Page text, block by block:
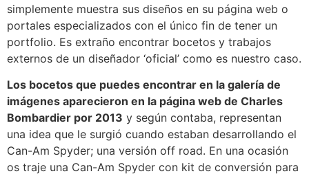
simplemente muestra sus diseños en su página web o
portales especializados con el único fin de tener un
portfolio. Es extraño encontrar bocetos y trabajos
externos de un diseñador ‘oficial’ como es nuestro caso.
Los bocetos que puedes encontrar en la galería de
imágenes aparecieron en la página web de Charles
Bombardier por 2013 y según contaba, representan
una idea que le surgió cuando estaban desarrollando el
Can-Am Spyder; una versión off road. En una ocasión
os traje una Can-Am Spyder con kit de conversión para